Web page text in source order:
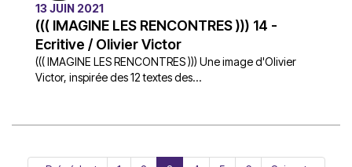
13 JUIN 2021
((( IMAGINE LES RENCONTRES ))) 14 -
Ecritive / Olivier Victor
((( IMAGINE LES RENCONTRES ))) Une image d'Olivier
Victor, inspirée des 12 textes des...